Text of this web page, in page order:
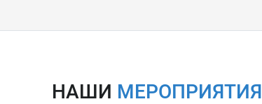
НАШИ МЕРОПРИЯТИЯ